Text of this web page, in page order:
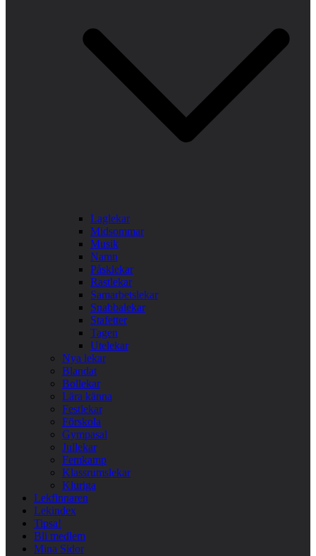
Laglekar
Midsommar
Musik
Namn
Påsklekar
Rastlekar
Samarbetslekar
Snabbalekar
Stafetter
Tagen
Utelekar
Nya lekar
Blandat
Bollekar
Lära känna
Festlekar
Förskola
Gympasal
Jullekar
Femkamp
Klassrumslekar
Kluriga
Lekfinnaren
Lekindex
Tipsa!
Bli medlem
Mina Sidor